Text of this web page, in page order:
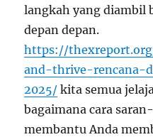
langkah yang diambil
depan depan.
https://
and-thrive-rencana-
2025/ kita semua
bagaimana cara
membantu Anda